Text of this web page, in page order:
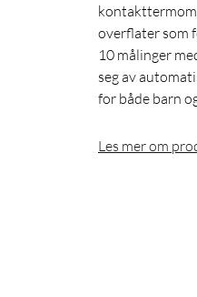
overflater som
10 målinger
seg av
for både barn
Les mer om